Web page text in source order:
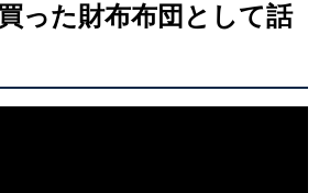
った財布布団として話